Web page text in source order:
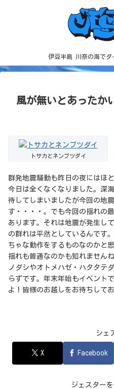
伊豆半島 川奈の海でダ
風が無いとあったか
トサカとネンブツダイ
群発地震騒動も昨日の夜にはほ
今日は全くなくなりました。深
待してしまいましたが今回の地
す・・・・。でも今回の揺れの
あります。それは地震が発生し
の群れは平然としているんです
ちゃな動作をするものなのかと
揺れも普通なのかも知れません
ノダシやオトメハゼ・ハタタテ
らずです。年末年始もイベント
よ！皆様のお越しをお待ちしてお
シェ
X Facebook
ジェスター